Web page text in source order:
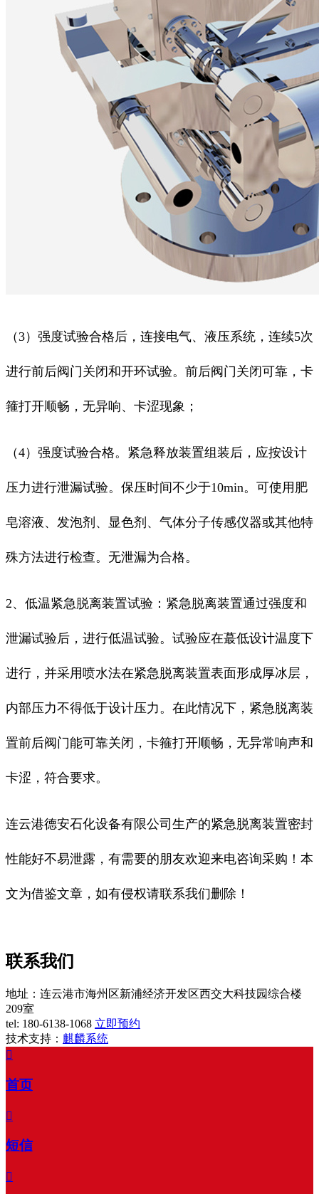
（3）强度试验合格后，连接电气、液压系统，连续5次
进行前后阀门关闭和开环试验。前后阀门关闭可靠，卡
箍打开顺畅，无异响、卡涩现象；
（4）强度试验合格。紧急释放装置组装后，应按设计
压力进行泄漏试验。保压时间不少于10min。可使用肥
皂溶液、发泡剂、显色剂、气体分子传感仪器或其他特
殊方法进行检查。无泄漏为合格。
2、低温紧急脱离装置试验：紧急脱离装置通过强度和
泄漏试验后，进行低温试验。试验应在蕞低设计温度下
进行，并采用喷水法在紧急脱离装置表面形成厚冰层，
内部压力不得低于设计压力。在此情况下，紧急脱离装
置前后阀门能可靠关闭，卡箍打开顺畅，无异常响声和
卡涩，符合要求。
连云港德安石化设备有限公司生产的紧急脱离装置密封
性能好不易泄露，有需要的朋友欢迎来电咨询采购！本
文为借鉴文章，如有侵权请联系我们删除！
联系我们
地址：连云港市海州区新浦经济开发区西交大科技园综合楼
209室
tel: 180-6138-1068 立即预约
技术支持： 麒麟系统

首页

短信
